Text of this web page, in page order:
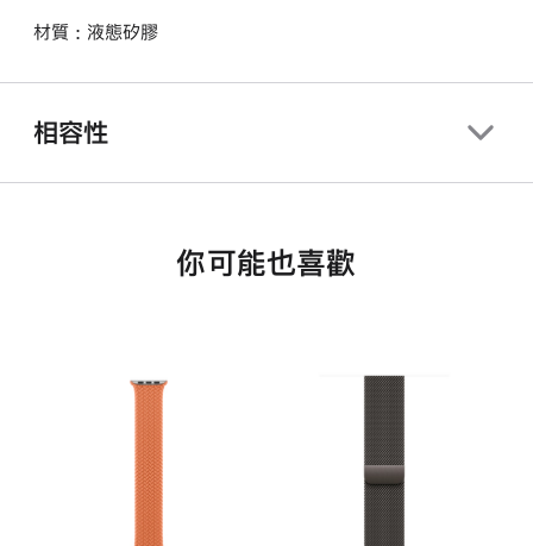
材質 : 液態矽膠
相容性
你可能也喜歡